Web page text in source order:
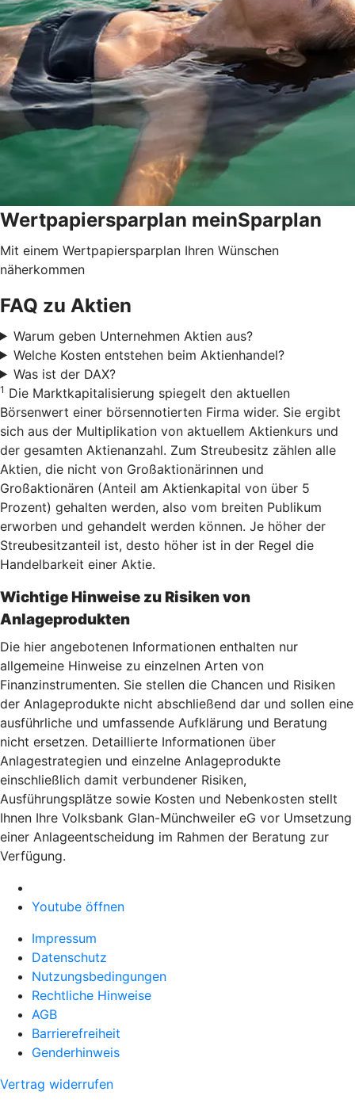
Wertpapiersparplan meinSparplan
Mit einem Wertpapiersparplan Ihren Wünschen
näherkommen
FAQ zu Aktien
Warum geben Unternehmen Aktien aus?
Welche Kosten entstehen beim Aktienhandel?
Was ist der DAX?
1 Die Marktkapitalisierung spiegelt den aktuellen
Börsenwert einer börsennotierten Firma wider. Sie ergibt
sich aus der Multiplikation von aktuellem Aktienkurs und
der gesamten Aktienanzahl. Zum Streubesitz zählen alle
Aktien, die nicht von Großaktionärinnen und
Großaktionären (Anteil am Aktienkapital von über 5
Prozent) gehalten werden, also vom breiten Publikum
erworben und gehandelt werden können. Je höher der
Streubesitzanteil ist, desto höher ist in der Regel die
Handelbarkeit einer Aktie.
Wichtige Hinweise zu Risiken von
Anlageprodukten
Die hier angebotenen Informationen enthalten nur
allgemeine Hinweise zu einzelnen Arten von
Finanzinstrumenten. Sie stellen die Chancen und Risiken
der Anlageprodukte nicht abschließend dar und sollen eine
ausführliche und umfassende Aufklärung und Beratung
nicht ersetzen. Detaillierte Informationen über
Anlagestrategien und einzelne Anlageprodukte
einschließlich damit verbundener Risiken,
Ausführungsplätze sowie Kosten und Nebenkosten stellt
Ihnen Ihre Volksbank Glan-Münchweiler eG vor Umsetzung
einer Anlageentscheidung im Rahmen der Beratung zur
Verfügung.
Youtube öffnen
Impressum
Datenschutz
Nutzungsbedingungen
Rechtliche Hinweise
AGB
Barrierefreiheit
Genderhinweis
Vertrag widerrufen